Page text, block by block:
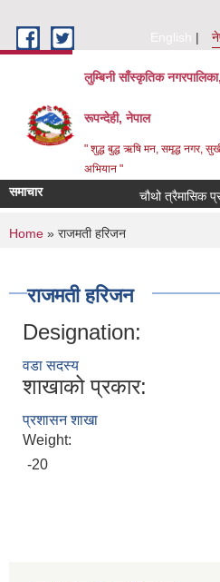
English
लुम्बिनी साँस्कृतिक
रूपन्देही, नेपाल
" शुद्ध बुद्ध ऋषि मन, समृद्ध नगर,
अभियान "
समाचार
You are here
Home » राजमती हरिजन
राजमती हरिजन
Designation:
वडा सदस्य
शाखाको प्रकार:
प्रशासन शाखा
Weight:
-20